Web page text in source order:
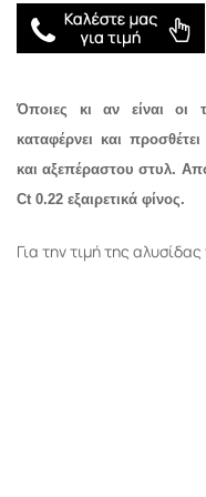
Όποιες κι αν είναι οι
καταφέρνει και
και αξεπέραστου στυλ.
Ct 0.22 εξαιρετικά φίνος.
Για την τιμή της